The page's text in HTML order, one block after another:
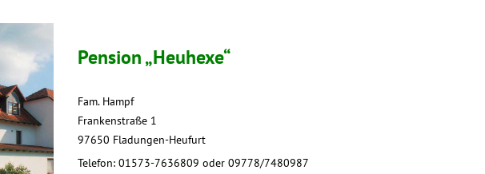
Pension „Heuhexe“
Fam. Hampf
Frankenstraße 1
97650 Fladungen-Heufurt
Telefon: 01573-7636809 oder 09778/7480987